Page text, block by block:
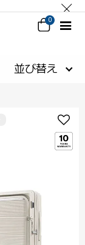
0
並び替え